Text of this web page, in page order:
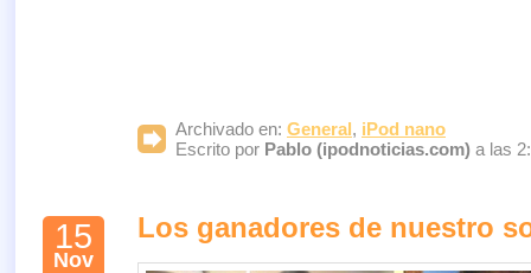
Archivado en: General, iPod nano
Escrito por Pablo (ipodnoticias.com) a las
Los ganadores de nuestro
15
Nov